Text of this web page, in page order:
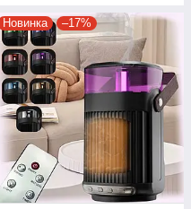
Новинка –17%